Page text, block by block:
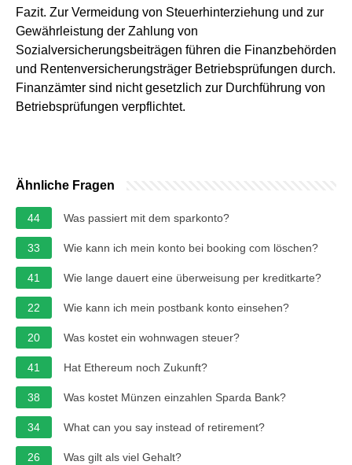
Fazit. Zur Vermeidung von Steuerhinterziehung und zur
Gewährleistung der Zahlung von
Sozialversicherungsbeiträgen führen die Finanzbehörden
und Rentenversicherungsträger Betriebsprüfungen durch.
Finanzämter sind nicht gesetzlich zur Durchführung von
Betriebsprüfungen verpflichtet.
Ähnliche Fragen
44 Was passiert mit dem sparkonto?
33 Wie kann ich mein konto bei booking com löschen?
41 Wie lange dauert eine überweisung per kreditkarte?
22 Wie kann ich mein postbank konto einsehen?
20 Was kostet ein wohnwagen steuer?
41 Hat Ethereum noch Zukunft?
38 Was kostet Münzen einzahlen Sparda Bank?
34 What can you say instead of retirement?
26 Was gilt als viel Gehalt?